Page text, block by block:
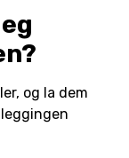
og la dem